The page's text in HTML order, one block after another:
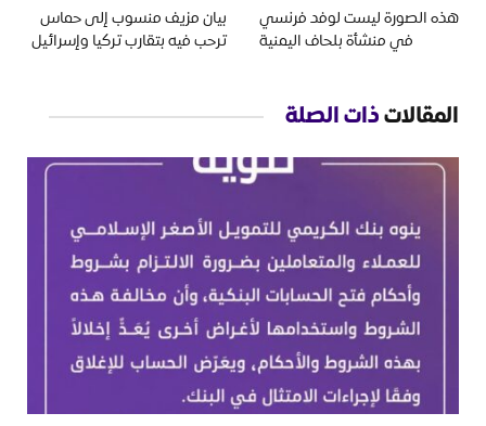
هذه الصورة ليست لوفد فرنسي
في منشأة بلحاف اليمنية
بيان مزيف منسوب إلى حماس
ترحب فيه بتقارب تركيا وإسرائيل
المقالاتذات الصلة